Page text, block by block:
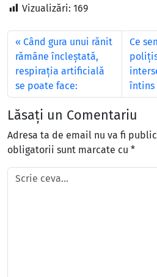
Vizualizări: 169
Când gura unui rănit
rămâne încleștată,
respirația artificială
se poate face:
Ce
întins
Lăsați un Comentariu
Adresa ta de email nu va fi
obligatorii sunt marcate cu *